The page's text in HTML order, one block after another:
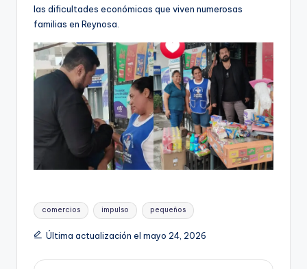
las dificultades económicas que viven numerosas
familias en Reynosa.
Etiquetas:
comercios impulso pequeños
Última actualización el mayo 24, 2026